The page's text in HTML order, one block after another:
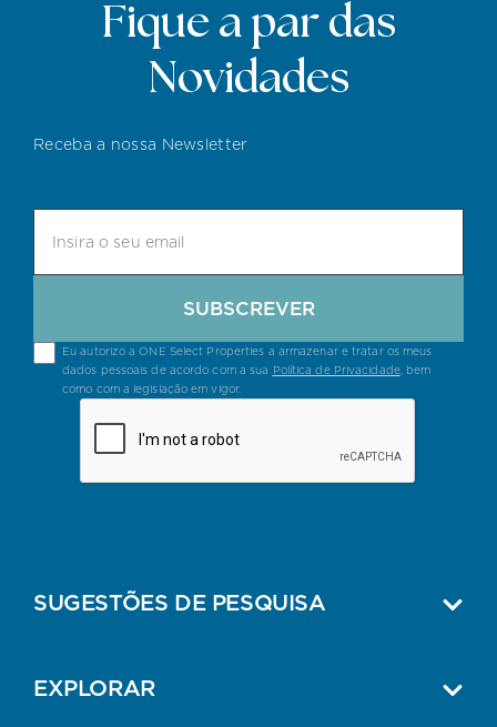
Fique a par das
Novidades
Receba a nossa Newsletter
Eu autorizo a ONE Select Properties a armazenar e tratar os meus
dados pessoais de acordo com a sua Política de Privacidade, bem
como com a legislação em vigor.
SUBSCREVER
SUGESTÕES DE PESQUISA
EXPLORAR